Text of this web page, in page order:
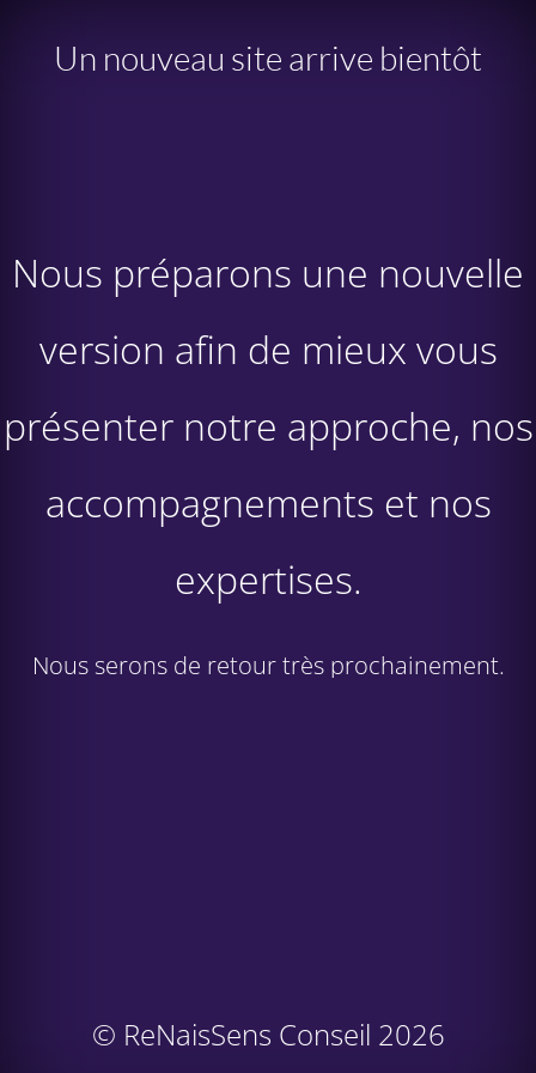
Un nouveau site arrive bientôt
Nous préparons une nouvelle
version afin de mieux vous
présenter notre approche, nos
accompagnements et nos
expertises.
Nous serons de retour très prochainement.
© ReNaisSens Conseil 2026